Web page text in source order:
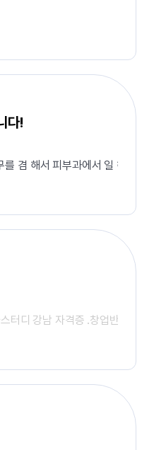
배우고 싶은 마음은 누구보
다!
겸 해서 피부과에서 일 해본 적 있
디 강남 자격증 .창업반 실기 수